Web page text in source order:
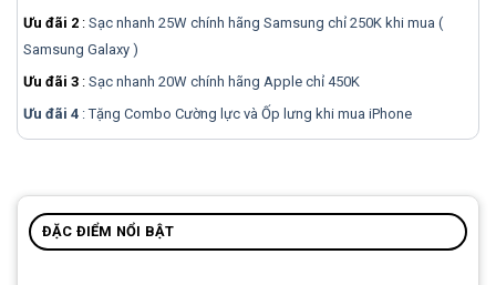
Ưu đãi 2 : Sạc nhanh 25W chính hãng Samsung chỉ 250K khi mua (
Samsung Galaxy )
Ưu đãi 3 : Sạc nhanh 20W chính hãng Apple chỉ 450K
Ưu đãi 4 : Tặng Combo Cường lực và Ốp lưng khi mua iPhone
ĐẶC ĐIỂM NỔI BẬT